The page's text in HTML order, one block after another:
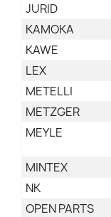
JURID
KAMOKA
KAWE
LEX
METELLI
METZGER
MEYLE
MINTEX
NK
OPEN PARTS